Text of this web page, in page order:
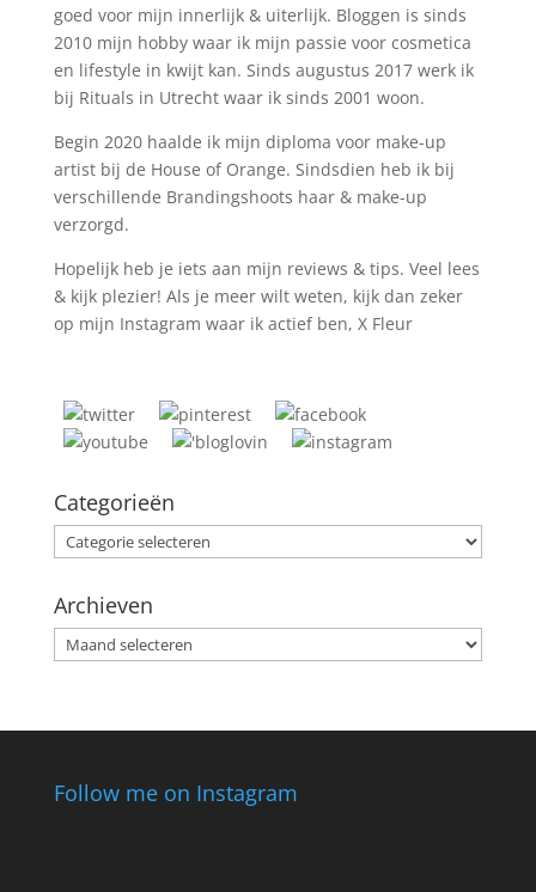
goed voor mijn innerlijk & uiterlijk. Bloggen is sinds
2010 mijn hobby waar ik mijn passie voor cosmetica
en lifestyle in kwijt kan. Sinds augustus 2017 werk ik
bij Rituals in Utrecht waar ik sinds 2001 woon.
Begin 2020 haalde ik mijn diploma voor make-up
artist bij de House of Orange. Sindsdien heb ik bij
verschillende Brandingshoots haar & make-up
verzorgd.
Hopelijk heb je iets aan mijn reviews & tips. Veel lees
& kijk plezier! Als je meer wilt weten, kijk dan zeker
op mijn Instagram waar ik actief ben, X Fleur
Categorieën
Categorieën
Archieven
Archieven
Follow me on Instagram